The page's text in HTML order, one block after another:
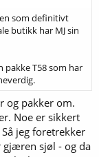
som definitivt
butikk har MJ sin
pakke T58 som har
og pakker om.
Noe er sikkert
jeg foretrekker
gjæren sjøl - og da